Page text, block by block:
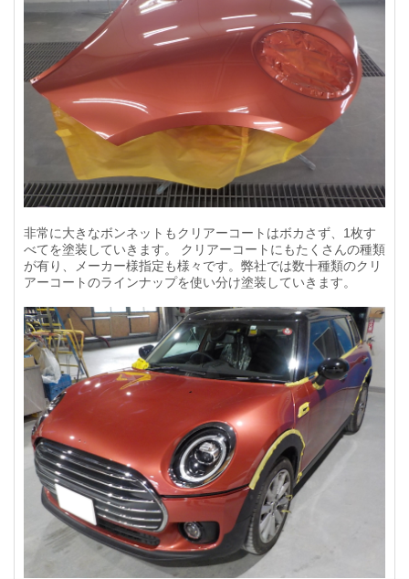
非常に大きなボンネットもクリアーコートはボカさず、1枚す
べてを塗装していきます。 クリアーコートにもたくさんの種類
が有り、メーカー様指定も様々です。弊社では数十種類のクリ
アーコートのラインナップを使い分け塗装していきます。